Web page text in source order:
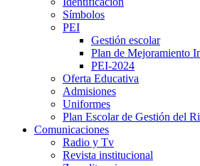
Símbolos
PEI
Gestión escolar
Plan de Mejoramiento
PEI-2024
Oferta Educativa
Admisiones
Uniformes
Plan Escolar de Gestión del
Comunicaciones
Radio y Tv
Revista institucional